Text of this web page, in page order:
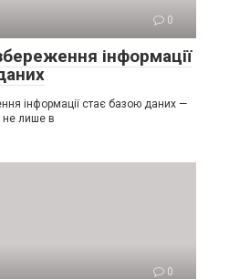
0
інформації
інформації стає базою даних —
не лише в
0